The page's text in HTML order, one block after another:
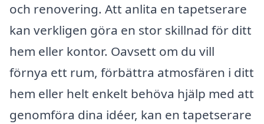
och renovering. Att anlita en tapetserare
kan verkligen göra en stor skillnad för ditt
hem eller kontor. Oavsett om du vill
förnya ett rum, förbättra atmosfären i ditt
hem eller helt enkelt behöva hjälp med att
genomföra dina idéer, kan en tapetserare